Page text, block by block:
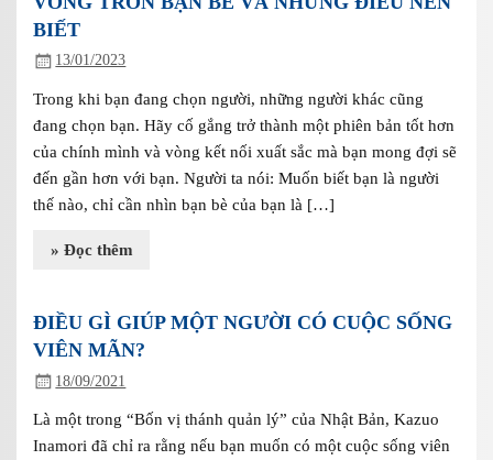
BIẾT
13/01/2023
Trong khi bạn đang chọn người, những người khác cũng
đang chọn bạn. Hãy cố gắng trở thành một phiên bản tốt hơn
của chính mình và vòng kết nối xuất sắc mà bạn mong đợi sẽ
đến gần hơn với bạn. Người ta nói: Muốn biết bạn là người
thế nào, chỉ cần nhìn bạn bè của bạn là […]
» Đọc thêm
ĐIỀU GÌ GIÚP MỘT NGƯỜI CÓ CUỘC SỐNG
VIÊN MÃN?
18/09/2021
Là một trong “Bốn vị thánh quản lý” của Nhật Bản, Kazuo
Inamori đã chỉ ra rằng nếu bạn muốn có một cuộc sống viên